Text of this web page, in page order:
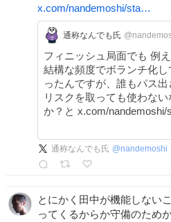
x.com/nandemoshi/sta…
通称なんでも氏
フィニッシュ局面でも 例えば左サイド側から進んだ際
結構な頻度でボランチ化
ったんですが、誰もパス出さな
リスクを取っても使わな
か？と x.com/
通称なんでも氏 @nandemoshi
とにかく田中が機能しない
ってくるからか守備のため